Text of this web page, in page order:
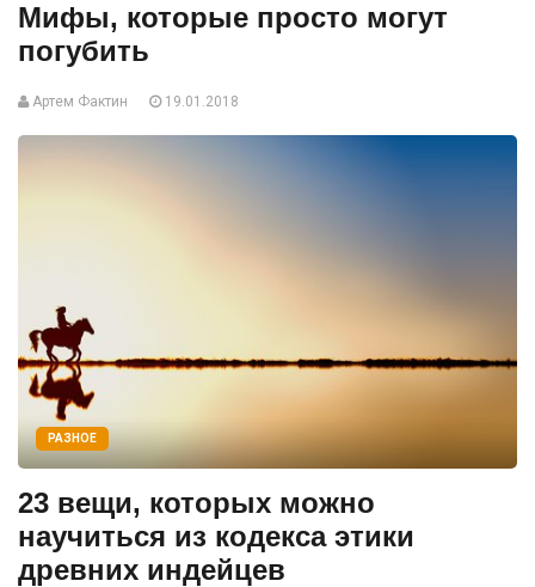
Мифы, которые просто могут
погубить
Артем Фактин 19.01.2018
РАЗНОЕ
23 вещи, которых можно
научиться из кодекса этики
древних индейцев